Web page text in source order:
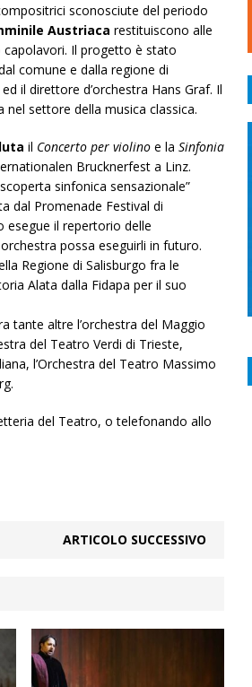
sconosciute del periodo
Austriaca restituiscono alle
Il progetto è stato
comune e dalla regione di
il direttore d’orchestra Hans Graf. Il
settore della musica classica.
il Concerto per violino e la Sinfonia
Brucknerfest a Linz.
sinfonica sensazionale”
dal Promenade Festival di
esegue il repertorio delle
possa eseguirli in futuro.
Regione di Salisburgo fra le
Alata dalla Fidapa per il suo
tante altre l’orchestra del Maggio
del Teatro Verdi di Trieste,
l’Orchestra del Teatro Massimo
del Teatro, o telefonando allo
ARTICOLO SUCCESSIVO